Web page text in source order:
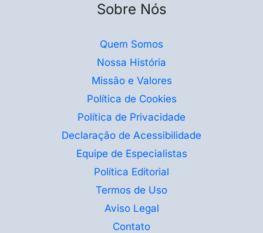
Sobre Nós
Quem Somos
Nossa História
Missão e Valores
Política de Cookies
Política de Privacidade
Declaração de Acessibilidade
Equipe de Especialistas
Política Editorial
Termos de Uso
Aviso Legal
Contato